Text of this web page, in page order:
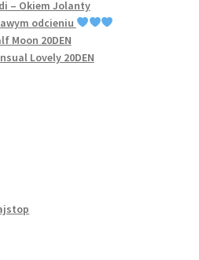
– Okiem Jolanty
odcieniu
Moon 20DEN
Lovely 20DEN